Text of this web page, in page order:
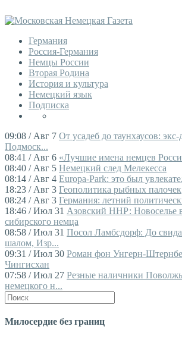
Германия
Россия-Германия
Немцы России
Вторая Родина
История и культура
Немецкий язык
Подписка
09:08 / Авг 7 От усадеб до таунхаусов:
Подмоск...
08:41 / Авг 6 «Лучшие имена немцев
08:40 / Авг 5 Немецкий след Мелекесса
08:14 / Авг 4 Europa-Park: это был
18:23 / Авг 3 Геополитика рыбных палочек
08:24 / Авг 3 Германия: летний
18:46 / Июл 31 Азовский ННР: Новоселье
сибирского немца
08:58 / Июл 31 Посол Ламбсдорф: До
шалом, Изр...
09:31 / Июл 30 Роман фон Унгерн-
Чингисхан
07:58 / Июл 27 Резные наличники
немецкого н...
Милосердие без границ